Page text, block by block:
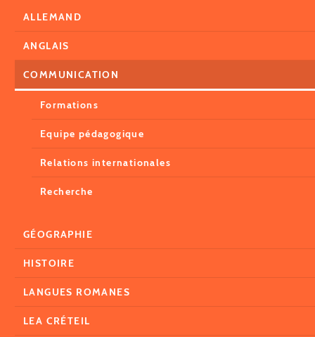
ALLEMAND
ANGLAIS
COMMUNICATION
Formations
Equipe pédagogique
Relations internationales
Recherche
GÉOGRAPHIE
HISTOIRE
LANGUES ROMANES
LEA CRÉTEIL